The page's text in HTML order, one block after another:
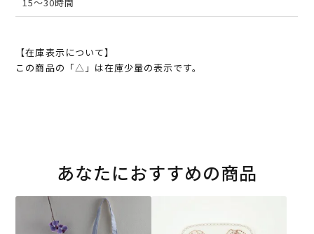
【在庫表示について】
この商品の「△」は在庫少量の表示です。
あなたにおすすめの商品